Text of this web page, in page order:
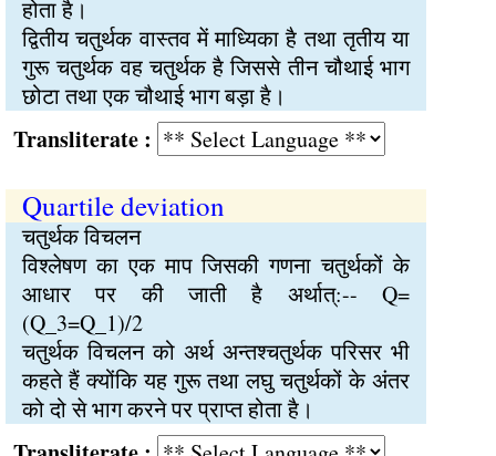
होता है।
द्वितीय चतुर्थक वास्तव में माध्यिका है तथा तृतीय या
गुरू चतुर्थक वह चतुर्थक है जिससे तीन चौथाई भाग
छोटा तथा एक चौथाई भाग बड़ा है।
:
Quartile deviation
चतुर्थक विचलन
विश्लेषण का एक माप जिसकी गणना चतुर्थकों के
आधार पर की जाती है अर्थात्:-- Q=
(Q_3=Q_1)/2
चतुर्थक विचलन को अर्थ अन्तश्चतुर्थक परिसर भी
कहते हैं क्योंकि यह गुरू तथा लघु चतुर्थकों के अंतर
को दो से भाग करने पर प्राप्त होता है।